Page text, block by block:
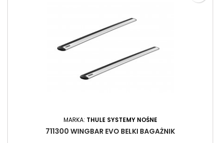
MARKA: THULE SYSTEMY NOŚNE
711300 WINGBAR EVO BELKI BAGAŻNIK